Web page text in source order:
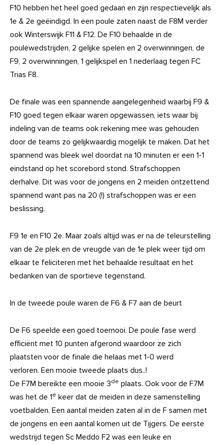
F10 hebben het heel goed gedaan en zijn respectievelijk als
1e & 2e geëindigd. In een poule zaten naast de F8M verder
ook Winterswijk F11 & F12. De F10 behaalde in de
poulewedstrijden, 2 gelijke spelen en 2 overwinningen, de
F9, 2 overwinningen, 1 gelijkspel en 1 nederlaag tegen FC
Trias F8.
De finale was een spannende aangelegenheid waarbij F9 &
F10 goed tegen elkaar waren opgewassen, iets waar bij
indeling van de teams ook rekening mee was gehouden
door de teams zo gelijkwaardig mogelijk te maken. Dat het
spannend was bleek wel doordat na 10 minuten er een 1-1
eindstand op het scorebord stond. Strafschoppen
derhalve. Dit was voor de jongens en 2 meiden ontzettend
spannend want pas na 20 (!) strafschoppen was er een
beslissing.
F9 1e en F10 2e. Maar zoals altijd was er na de teleurstelling
van de 2e plek en de vreugde van de 1e plek weer tijd om
elkaar te feliciteren met het behaalde resultaat en het
bedanken van de sportieve tegenstand.
In de tweede poule waren de F6 & F7 aan de beurt
De F6 speelde een goed toernooi. De poule fase werd
efficiënt met 10 punten afgerond waardoor ze zich
plaatsten voor de finale die helaas met 1-0 werd
verloren. Een mooie tweede plaats dus..!
De F7M bereikte een mooie 3de plaats. Ook voor de F7M
was het de 1e keer dat de meiden in deze samenstelling
voetbalden. Een aantal meiden zaten al in de F samen met
de jongens en een aantal komen uit de Tijgers. De eerste
wedstrijd tegen Sc Meddo F2 was een leuke en